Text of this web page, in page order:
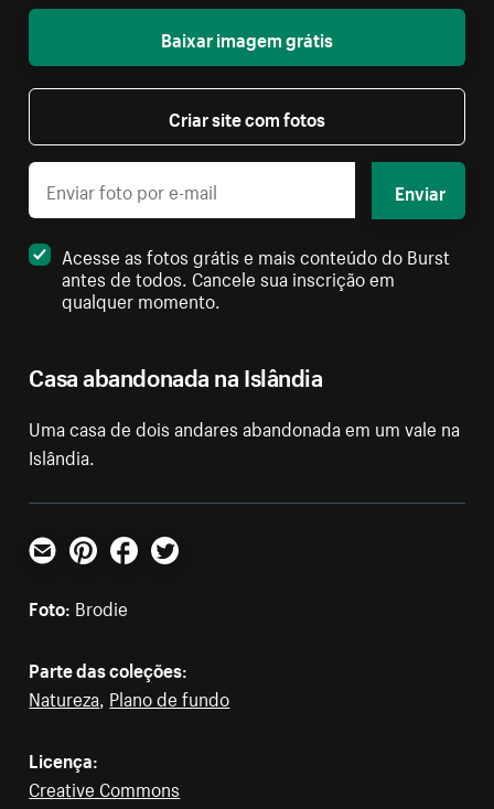
Casa abandonada na Islândia
Uma casa de dois andares abandonada em um vale na
Islândia.
Baixar imagem grátis
Criar site com fotos
Enviar
Acesse as fotos grátis e mais conteúdo do Burst
antes de todos. Cancele sua inscrição em
qualquer momento.
E-mailPinterestFacebookTwitter
Foto: Brodie
Parte das coleções:
Natureza, Plano de fundo
Licença:
Creative Commons